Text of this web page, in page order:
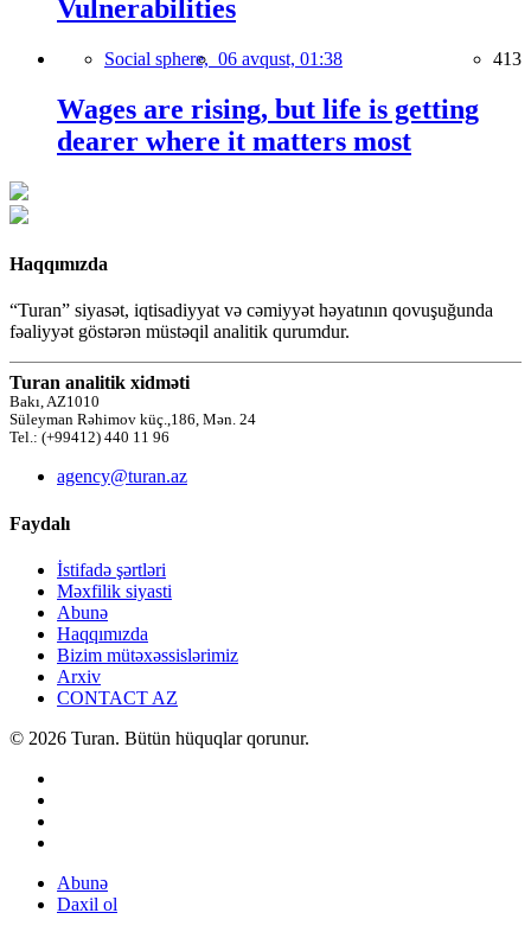
Vulnerabilities
Social sphere, 06 avqust, 01:38 413
Wages are rising, but life is getting
dearer where it matters most
Haqqımızda
“Turan” siyasət, iqtisadiyyat və cəmiyyət həyatının qovuşuğunda
fəaliyyət göstərən müstəqil analitik qurumdur.
Turan analitik xidməti
Bakı, AZ1010
Süleyman Rəhimov küç.,186, Mən. 24
Tel.: (+99412) 440 11 96
agency@turan.az
Faydalı
İstifadə şərtləri
Məxfilik siyasti
Abunə
Haqqımızda
Bizim mütəxəssislərimiz
Arxiv
CONTACT AZ
© 2026 Turan. Bütün hüquqlar qorunur.
Abunə
Daxil ol